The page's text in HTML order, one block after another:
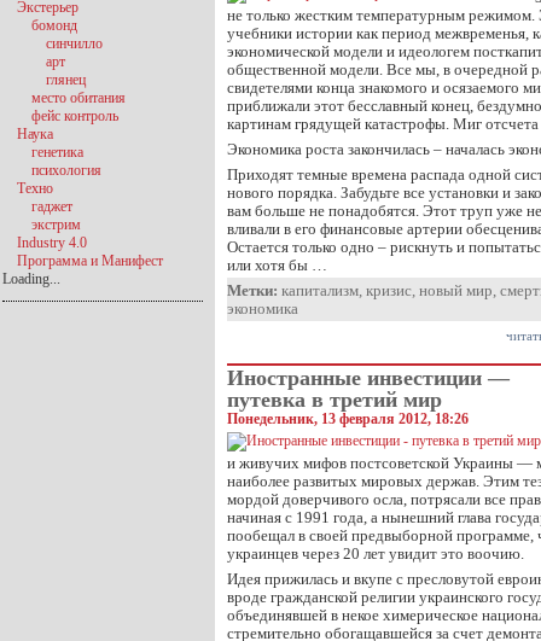
не только жестким температурным режимом.
учебники истории как период межвременья,
экономической модели и идеологем
общественной модели. Все мы, в очередной
свидетелями конца знакомого и осязаемого
приближали этот бесславный конец,
картинам грядущей катастрофы. Миг
Экономика роста закончилась – началась
Приходят темные времена распада одной
нового порядка. Забудьте все установки и
вам больше не понадобятся. Этот труп уже
вливали в его финансовые артерии
Остается только одно – рискнуть и
или хотя бы …
Метки: капитализм, кризис, новый мир,
экономика
Иностранные инвестиции —
путевка в третий мир
Понедельник, 13 февраля 2012, 18:26
и живучих мифов постсоветской Украины —
наиболее развитых мировых держав. Этим
мордой доверчивого осла, потрясали все
начиная с 1991 года, а нынешний глава
пообещал в своей предвыборной программе,
украинцев через 20 лет увидит это воочию.
Идея прижилась и вкупе с пресловутой
вроде гражданской религии украинского
объединявшей в некое химерическое
стремительно обогащавшейся за счет
Экстерьер
бомонд
синчилло
арт
глянец
место обитания
фейс контроль
Наука
генетика
психология
Техно
гаджет
экстрим
Industry 4.0
Программа и Манифест
Loading...